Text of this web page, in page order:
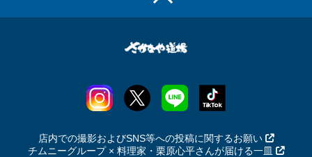
店内での撮影およびSNS等への投稿に関するお願い
チムニーグループ × 料理家・栗原心平さんが届ける一皿